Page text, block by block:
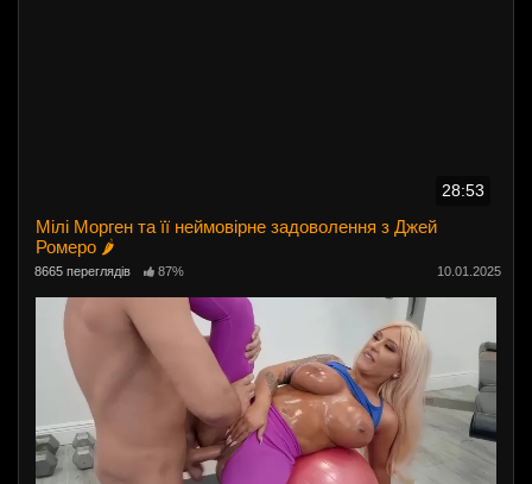
28:53
Мілі Морген та її неймовірне задоволення з Джей
Ромеро 🌶️
8665 переглядів 87% 10.01.2025